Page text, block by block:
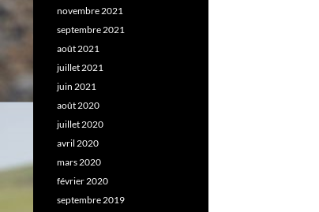
novembre 2021
septembre 2021
août 2021
juillet 2021
juin 2021
août 2020
juillet 2020
avril 2020
mars 2020
février 2020
septembre 2019